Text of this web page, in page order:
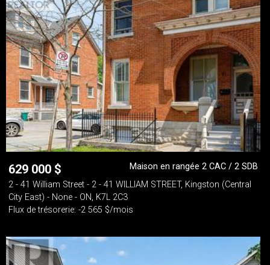
629 000 $
Maison en rangée 2 CAC / 2 SDB
2 - 41 William Street - 2 - 41 WILLIAM STREET, Kingston (Central
City East) - None - ON, K7L 2C3
Flux de trésorerie: -2 565 $/mois